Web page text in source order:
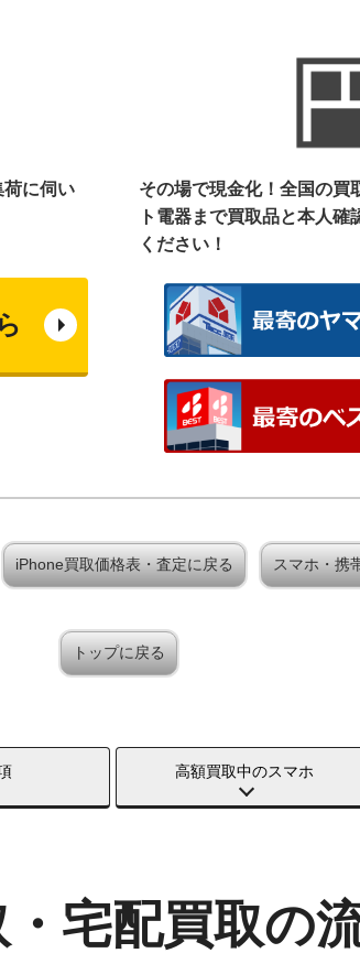
荷に伺い
その場で現金化！全国の買
ト電器まで買取品と本人確
ください！
iPhone買取価格表・査定に戻る スマホ・携
トップに戻る
高額買取中のスマホ
宅配買取の